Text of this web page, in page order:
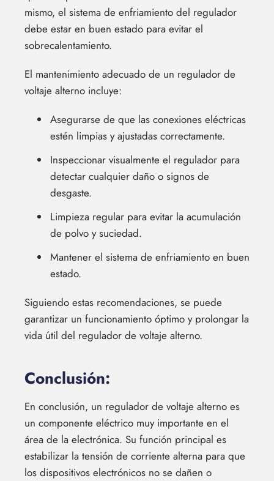
mismo, el sistema de enfriamiento del regulador
debe estar en buen estado para evitar el
sobrecalentamiento.
El mantenimiento adecuado de un regulador de
voltaje alterno incluye:
Asegurarse de que las conexiones eléctricas
estén limpias y ajustadas correctamente.
Inspeccionar visualmente el regulador para
detectar cualquier daño o signos de
desgaste.
Limpieza regular para evitar la acumulación
de polvo y suciedad.
Mantener el sistema de enfriamiento en buen
estado.
Siguiendo estas recomendaciones, se puede
garantizar un funcionamiento óptimo y prolongar la
vida útil del regulador de voltaje alterno.
Conclusión:
En conclusión, un regulador de voltaje alterno es
un componente eléctrico muy importante en el
área de la electrónica. Su función principal es
estabilizar la tensión de corriente alterna para que
los dispositivos electrónicos no se dañen o